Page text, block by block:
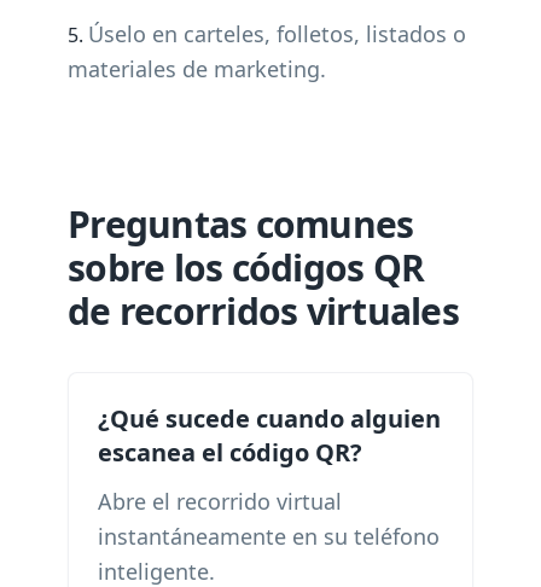
Úselo en carteles, folletos, listados o
materiales de marketing.
Preguntas comunes
sobre los códigos QR
de recorridos virtuales
¿Qué sucede cuando alguien
escanea el código QR?
Abre el recorrido virtual
instantáneamente en su teléfono
inteligente.